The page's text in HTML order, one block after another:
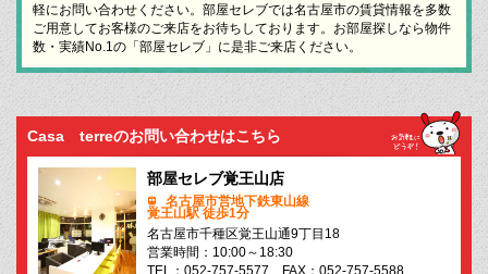
軽にお問い合わせください。部屋セレブでは名古屋市の賃貸情報を多数
ご用意してお客様のご来店をお待ちしております。お部屋探しなら物件
数・実績No.1の「部屋セレブ」に是非ご来店ください。
Casa terreのお問い合わせはこちら
部屋セレブ覚王山店
名古屋市営地下鉄東山線
覚王山駅 徒歩1分
名古屋市千種区覚王山通9丁目18
営業時間：10:00～18:30
TEL：052-757-5577 FAX：052-757-5588